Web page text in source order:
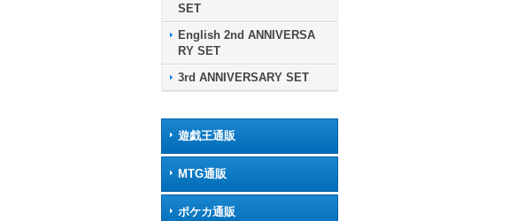
SET
English 2nd ANNIVERSA
RY SET
3rd ANNIVERSARY SET
遊戯王通販
MTG通販
ポケカ通販